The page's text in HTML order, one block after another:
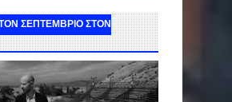
ΤΟΝ ΣΕΠΤΕΜΒΡΙΟ ΣΤΟΝ